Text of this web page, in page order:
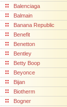
Balenciaga
Balmain
Banana Republic
Benefit
Benetton
Bentley
Betty Boop
Beyonce
Bijan
Biotherm
Bogner